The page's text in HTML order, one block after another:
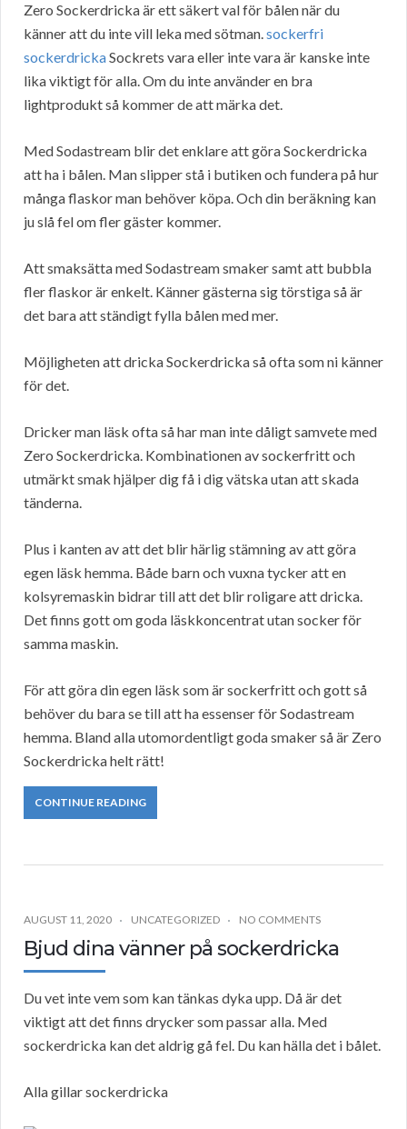
Zero Sockerdricka är ett säkert val för bålen när du
känner att du inte vill leka med sötman.sockerfri
sockerdrickaSockrets vara eller inte vara är kanske inte
lika viktigt för alla. Om du inte använder en bra
lightprodukt så kommer de att märka det.
Med Sodastream blir det enklare att göra Sockerdricka
att ha i bålen. Man slipper stå i butiken och fundera på hur
många flaskor man behöver köpa. Och din beräkning kan
ju slå fel om fler gäster kommer.
Att smaksätta med Sodastream smaker samt att bubbla
fler flaskor är enkelt. Känner gästerna sig törstiga så är
det bara att ständigt fylla bålen med mer.
Möjligheten att dricka Sockerdricka så ofta som ni känner
för det.
Dricker man läsk ofta så har man inte dåligt samvete med
Zero Sockerdricka. Kombinationen av sockerfritt och
utmärkt smak hjälper dig få i dig vätska utan att skada
tänderna.
Plus i kanten av att det blir härlig stämning av att göra
egen läsk hemma. Både barn och vuxna tycker att en
kolsyremaskin bidrar till att det blir roligare att dricka.
Det finns gott om goda läskkoncentrat utan socker för
samma maskin.
För att göra din egen läsk som är sockerfritt och gott så
behöver du bara se till att ha essenser för Sodastream
hemma. Bland alla utomordentligt goda smaker så är Zero
Sockerdricka helt rätt!
CONTINUE READING
AUGUST 11, 2020 UNCATEGORIZED NO COMMENTS
Bjud dina vänner på sockerdricka
Du vet inte vem som kan tänkas dyka upp. Då är det
viktigt att det finns drycker som passar alla. Med
sockerdricka kan det aldrig gå fel. Du kan hälla det i bålet.
Alla gillar sockerdricka